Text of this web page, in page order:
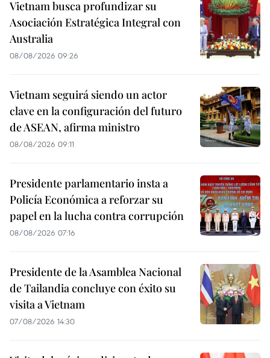
Vietnam busca profundizar su
Asociación Estratégica Integral con
Australia
08/08/2026 09:26
Vietnam seguirá siendo un actor
clave en la configuración del futuro
de ASEAN, afirma ministro
08/08/2026 09:11
Presidente parlamentario insta a
Policía Económica a reforzar su
papel en la lucha contra corrupción
08/08/2026 07:16
Presidente de la Asamblea Nacional
de Tailandia concluye con éxito su
visita a Vietnam
07/08/2026 14:30